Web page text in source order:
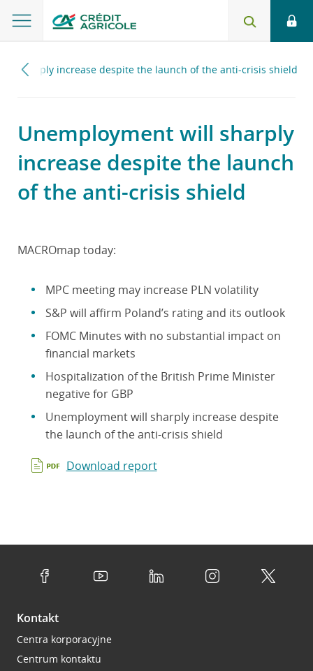
sharply increase despite the launch of the anti-crisis shield
Unemployment will sharply
increase despite the launch
of the anti-crisis shield
MACROmap today:
MPC meeting may increase PLN volatility
S&P will affirm Poland’s rating and its outlook
FOMC Minutes with no substantial impact on
financial markets
Hospitalization of the British Prime Minister
negative for GBP
Unemployment will sharply increase despite
the launch of the anti-crisis shield
Download report
Kontakt
Centra korporacyjne
Centrum kontaktu